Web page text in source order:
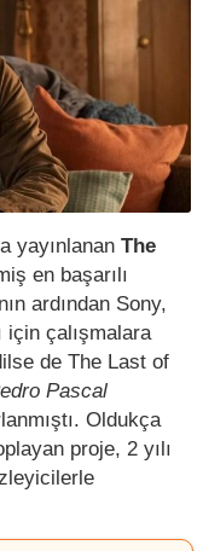
yayınlanan The
en başarılı
ardından Sony,
için çalışmalara
de The Last of
Pascal
Oldukça
proje, 2 yılı